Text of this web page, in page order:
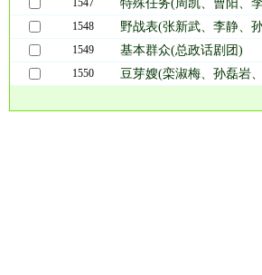
1547 特殊任务(周凯、曹阳、
1548 野战表(张新武、李静、
1549 基本群众(总政话剧团)
1550 豆芽嫂(栾淑梅、孙磊岩